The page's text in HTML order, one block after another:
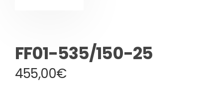
FF01-535/150-25
455,00€